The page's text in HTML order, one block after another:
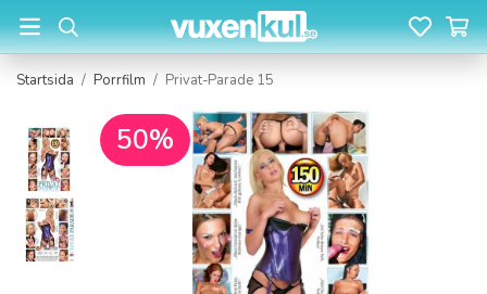
Startsida / Porrfilm / Privat-Parade 15
50%